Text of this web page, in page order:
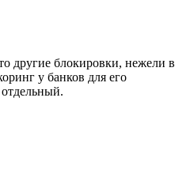
другие блокировки, нежели в
у банков для его